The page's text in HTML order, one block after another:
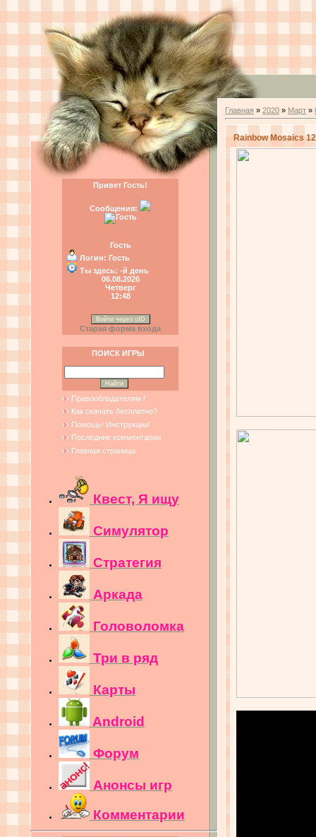
Привет Гость!
Сообщения:
Гость
Логин: Гость
Ты здесь: -й день
06.08.2026
Четверг
12:48
Войти через uID
Старая форма входа
ПОИСК ИГРЫ
Правообладателям !
Как скачать бесплатно?
Помощь! Инструкции!
Последние комментарии
Главная страница
Квест, Я ищу
Симулятор
Стратегия
Аркада
Головоломка
Три в ряд
Карты
Android
Форум
Анонсы игр
Комментарии
Главная » 2020 » Март »
Rainbow Mosaics